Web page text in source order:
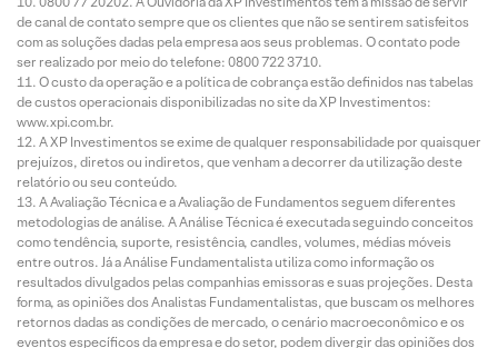
de canal de contato sempre que os clientes que não se sentirem satisfeitos
com as soluções dadas pela empresa aos seus problemas. O contato pode
ser realizado por meio do telefone: 0800 722 3710.
O custo da operação e a política de cobrança estão definidos nas tabelas
de custos operacionais disponibilizadas no site da XP Investimentos:
www.xpi.com.br.
A XP Investimentos se exime de qualquer responsabilidade por quaisquer
prejuízos, diretos ou indiretos, que venham a decorrer da utilização deste
relatório ou seu conteúdo.
A Avaliação Técnica e a Avaliação de Fundamentos seguem diferentes
metodologias de análise. A Análise Técnica é executada seguindo conceitos
como tendência, suporte, resistência, candles, volumes, médias móveis
entre outros. Já a Análise Fundamentalista utiliza como informação os
resultados divulgados pelas companhias emissoras e suas projeções. Desta
forma, as opiniões dos Analistas Fundamentalistas, que buscam os melhores
retornos dadas as condições de mercado, o cenário macroeconômico e os
eventos específicos da empresa e do setor, podem divergir das opiniões dos